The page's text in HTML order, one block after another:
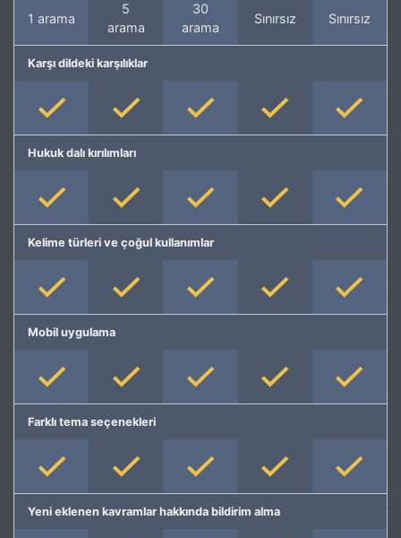
1 arama
5
arama
30
arama
Sınırsız Sınırsız
Karşı dildeki karşılıklar
Hukuk dalı kırılımları
Kelime türleri ve çoğul kullanımlar
Mobil uygulama
Farklı tema seçenekleri
Yeni eklenen kavramlar hakkında bildirim alma